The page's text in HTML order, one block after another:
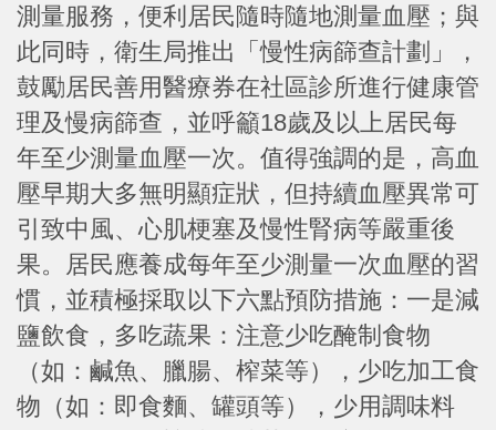
測量服務，便利居民隨時隨地測量血壓；與
此同時，衛生局推出「慢性病篩查計劃」，
鼓勵居民善用醫療券在社區診所進行健康管
理及慢病篩查，並呼籲18歲及以上居民每
年至少測量血壓一次。值得強調的是，高血
壓早期大多無明顯症狀，但持續血壓異常可
引致中風、心肌梗塞及慢性腎病等嚴重後
果。居民應養成每年至少測量一次血壓的習
慣，並積極採取以下六點預防措施：一是減
鹽飲食，多吃蔬果：注意少吃醃制食物
（如：鹹魚、臘腸、榨菜等），少吃加工食
物（如：即食麵、罐頭等），少用調味料